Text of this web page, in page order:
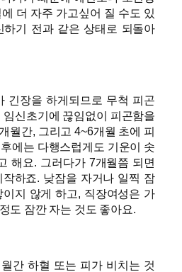
더 자주 가고싶어 질 수도 있
하기 전과 같은 상태로 되돌아
긴장을 하게되므로 무척 피곤
신초기에 끊임없이 피곤함을
월간, 그리고 4~6개월 초에 피
에는 다행스럽게도 기운이 솟
해요. 그러다가 7개월쯤 되면
하죠. 낮잠을 자거나 일찍 잠
지 않게 하고, 직장여성은 가
도 잠깐 자는 것도 좋아요.
간 하혈 또는 피가 비치는 것